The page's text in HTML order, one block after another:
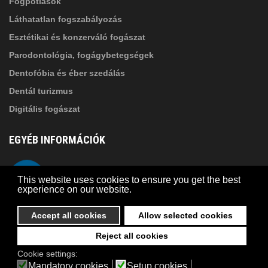
This website uses cookies to ensure you get the best
experience on our website.
Reject all cookies
Allow selected cookies
Accept all cookies
Cookie settings:
Mandatory cookies Setup cookies
Láthatatlan fogszabályozás
Esztétikai és konzerváló fogászat
Parodontológia, fogágybetegségek
Dentofóbia és éber szedálás
Dentál turizmus
Digitális fogászat
EGYÉB INFORMÁCIÓK
Adatkezelési szabályzat
Kapcsolat
© 2026 Suba Dental | Webdesign by
Akadálymentesítési nyilatkozat